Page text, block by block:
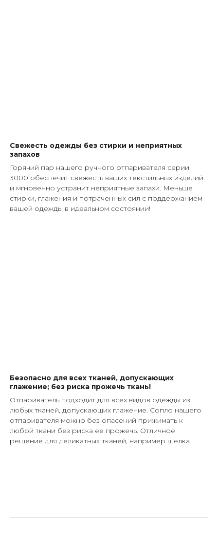
Свежесть одежды без стирки и неприятных
запахов
Горячий пар нашего ручного отпаривателя серии
3000 обеспечит свежесть ваших текстильных изделий
и мгновенно устранит неприятные запахи. Меньше
стирки, глажения и потраченных сил с поддержанием
вашей одежды в идеальном состоянии!
Безопасно для всех тканей, допускающих
глажение; без риска прожечь ткань!
Отпариватель подходит для всех видов одежды из
любых тканей, допускающих глажение. Сопло нашего
отпаривателя можно без опасений прижимать к
любой ткани без риска ее прожечь. Отличное
решение для деликатных тканей, например шелка.